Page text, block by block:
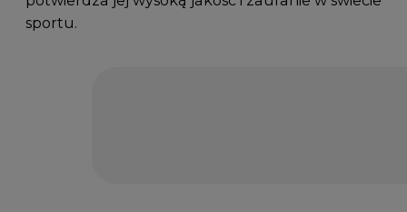
sportu.